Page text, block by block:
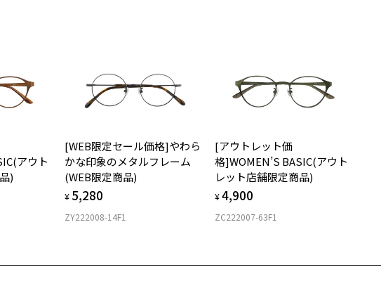
ます。
フロント素材：メタル
アウト
)
[WEB限定セール価格]やわら
かな印象のメタルフレーム
(WEB限定商品)
¥ 5,280
ZY222008-14F1
[アウトレット価
格]WOMEN’S BASIC(アウト
レット店舗限定商品)
¥4,900
ZC222007-63F1